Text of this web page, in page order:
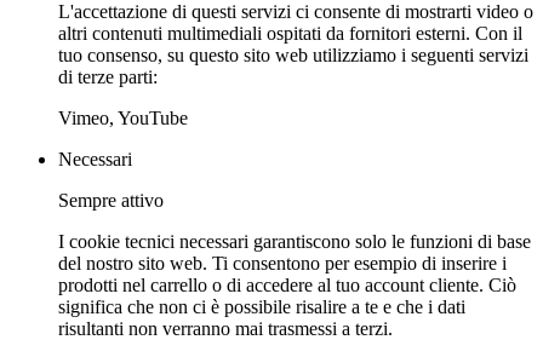
L'accettazione di questi servizi ci consente di mostrarti video o
altri contenuti multimediali ospitati da fornitori esterni. Con il
tuo consenso, su questo sito web utilizziamo i seguenti servizi
di terze parti:
Vimeo, YouTube
Necessari
Sempre attivo
I cookie tecnici necessari garantiscono solo le funzioni di base
del nostro sito web. Ti consentono per esempio di inserire i
prodotti nel carrello o di accedere al tuo account cliente. Ciò
significa che non ci è possibile risalire a te e che i dati
risultanti non verranno mai trasmessi a terzi.